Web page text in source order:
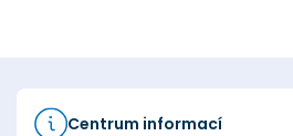
Centrum informací